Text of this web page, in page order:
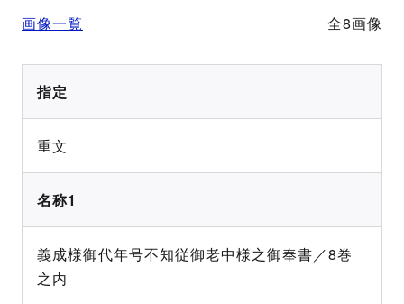
画像一覧 全8画像
指定
重文
名称1
義成様御代年号不知従御老中様之御奉書／8巻
之内